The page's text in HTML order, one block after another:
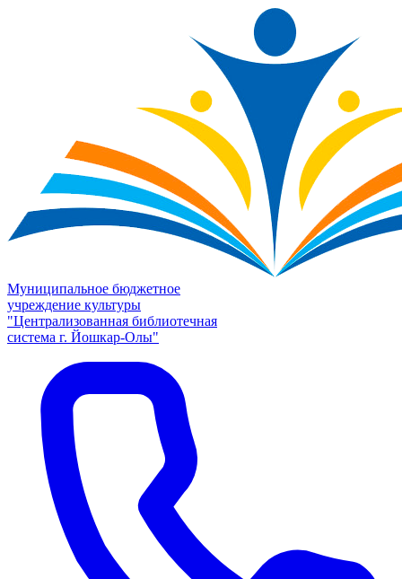
Муниципальное бюджетное
учреждение культуры
"Централизованная библиотечная
система г. Йошкар-Олы"